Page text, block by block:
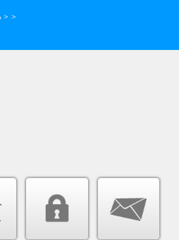
＞